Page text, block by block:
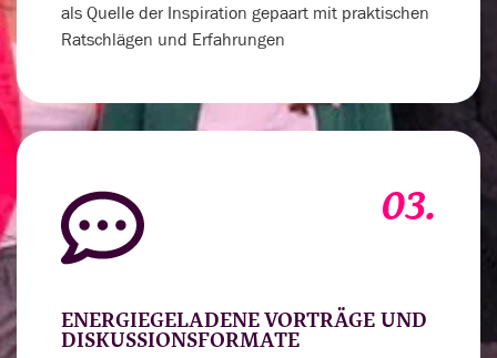
als Quelle der Inspiration gepaart mit praktischen
Ratschlägen und Erfahrungen
03.
ENERGIEGELADENE VORTRÄGE UND
DISKUSSIONSFORMATE